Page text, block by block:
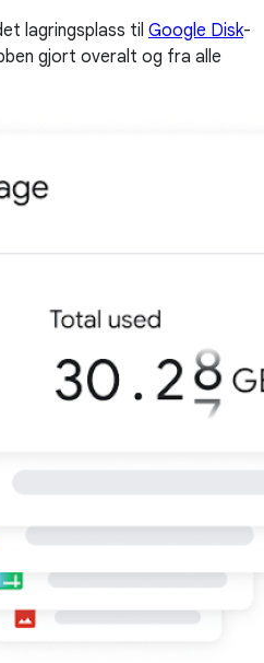
lagringsplass til Google Disk-
gjort overalt og fra alle